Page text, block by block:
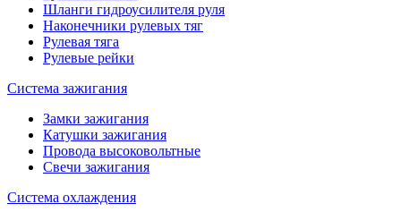
Шланги гидроусилителя руля
Наконечники рулевых тяг
Рулевая тяга
Рулевые рейки
Система зажигания
Замки зажигания
Катушки зажигания
Провода высоковольтные
Свечи зажигания
Система охлаждения